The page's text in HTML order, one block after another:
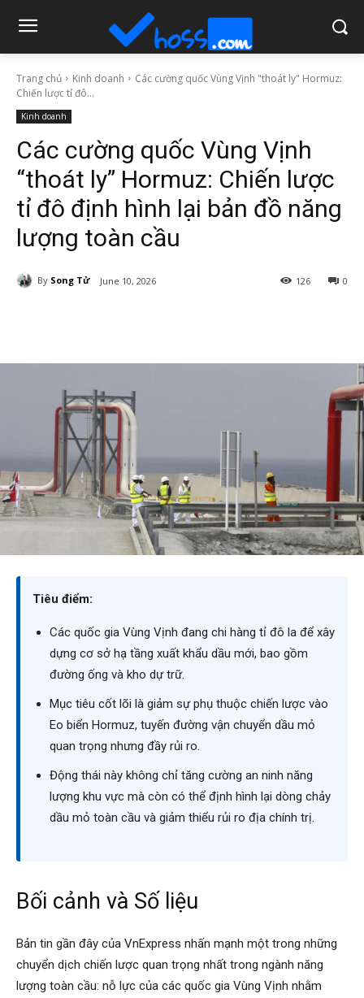
Trang chủ Kinh doanh
Các cường quốc Vùng Vịnh "thoát ly" Hormuz:
Chiến lược tỉ đô...
Kinh doanh
Các cường quốc Vùng Vịnh
“thoát ly” Hormuz: Chiến lược
tỉ đô định hình lại bản đồ năng
lượng toàn cầu
By Song Tử June 10, 2026 0
126
Tiêu điểm:
Các quốc gia Vùng Vịnh đang chi hàng tỉ đô la để xây
dựng cơ sở hạ tầng xuất khẩu dầu mới, bao gồm
đường ống và kho dự trữ.
Mục tiêu cốt lõi là giảm sự phụ thuộc chiến lược vào
Eo biển Hormuz, tuyến đường vận chuyển dầu mỏ
quan trọng nhưng đầy rủi ro.
Động thái này không chỉ tăng cường an ninh năng
lượng khu vực mà còn có thể định hình lại dòng chảy
dầu mỏ toàn cầu và giảm thiểu rủi ro địa chính trị.
Bối cảnh và Số liệu
Bản tin gần đây của VnExpress nhấn mạnh một trong những
chuyển dịch chiến lược quan trọng nhất trong ngành năng
lượng toàn cầu: nỗ lực của các quốc gia Vùng Vịnh nhằm